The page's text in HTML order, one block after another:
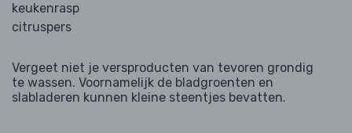
keukenrasp
citruspers
Vergeet niet je versproducten van tevoren grondig
te wassen. Voornamelijk de bladgroenten en
slabladeren kunnen kleine steentjes bevatten.